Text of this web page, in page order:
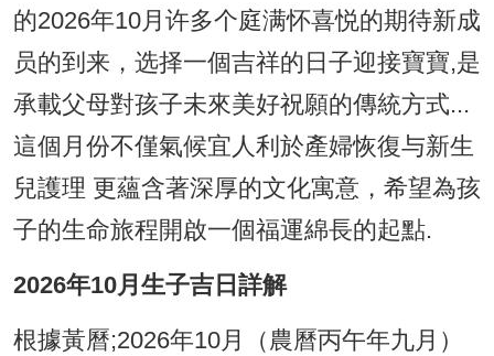
的2026年10月许多个庭满怀喜悦的期待新成
员的到来，选择一個吉祥的日子迎接寶寶,是
承載父母對孩子未來美好祝願的傳統方式...
這個月份不僅氣候宜人利於產婦恢復与新生
兒護理 更蘊含著深厚的文化寓意，希望為孩
子的生命旅程開啟一個福運綿長的起點.
2026年10月生子吉日詳解
根據黃曆;2026年10月（農曆丙午年九月）